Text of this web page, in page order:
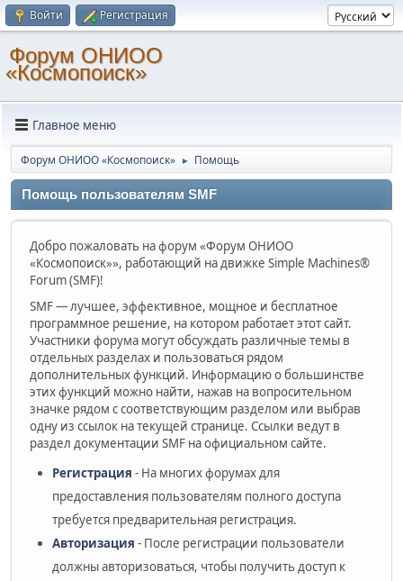
Войти Регистрация
Форум ОНИОО
«Космопоиск»
Главное меню
Форум ОНИОО «Космопоиск» ► Помощь
Помощь пользователям SMF
Добро пожаловать на форум «Форум ОНИОО
«Космопоиск»», работающий на движке Simple Machines®
Forum (SMF)!
SMF — лучшее, эффективное, мощное и бесплатное
программное решение, на котором работает этот сайт.
Участники форума могут обсуждать различные темы в
отдельных разделах и пользоваться рядом
дополнительных функций. Информацию о большинстве
этих функций можно найти, нажав на вопросительном
значке рядом с соответствующим разделом или выбрав
одну из ссылок на текущей странице. Ссылки ведут в
раздел документации SMF на официальном сайте.
Регистрация - На многих форумах для
предоставления пользователям полного доступа
требуется предварительная регистрация.
Авторизация - После регистрации пользователи
должны авторизоваться, чтобы получить доступ к